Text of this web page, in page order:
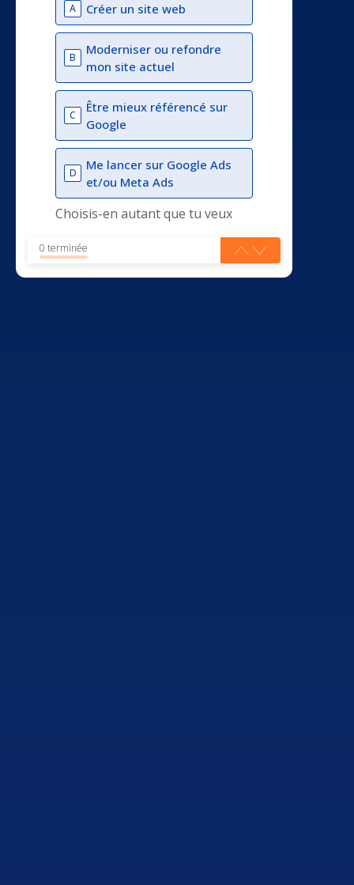
A Créer un site web
B
Moderniser ou refondre
mon site actuel
C
Être mieux référencé sur
Google
D
Me lancer sur Google Ads
et/ou Meta Ads
Choisis-en autant que tu veux
0 terminée